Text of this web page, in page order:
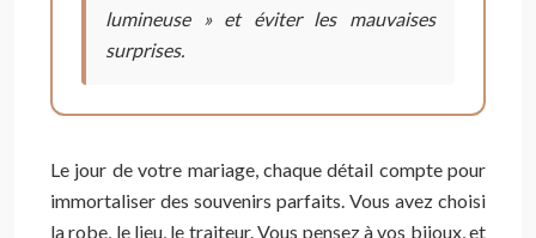
lumineuse » et éviter les mauvaises
surprises.
Le jour de votre mariage, chaque détail compte pour
immortaliser des souvenirs parfaits. Vous avez choisi
la robe, le lieu, le traiteur. Vous pensez à vos bijoux, et